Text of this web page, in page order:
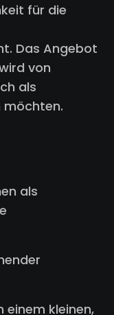
für die
Das Angebot
von
als
als
einem kleinen,